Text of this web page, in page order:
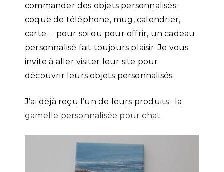
commander des objets personnalisés :
coque de téléphone, mug, calendrier,
carte … pour soi ou pour offrir, un cadeau
personnalisé fait toujours plaisir. Je vous
invite à aller visiter leur site pour
découvrir leurs objets personnalisés.
J’ai déjà reçu l’un de leurs produits : la
gamelle personnalisée pour chat.